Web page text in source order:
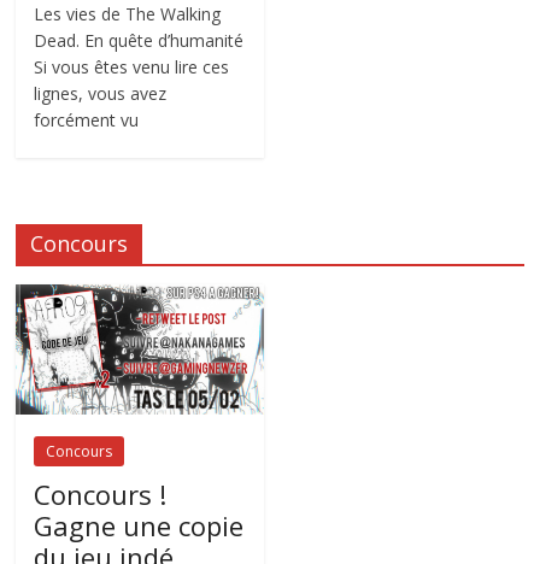
Les vies de The Walking
Dead. En quête d’humanité
Si vous êtes venu lire ces
lignes, vous avez
forcément vu
Concours
Concours
Concours !
Gagne une copie
du jeu indé